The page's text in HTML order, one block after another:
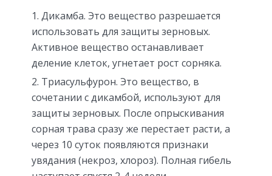
Дикамба. Это вещество разрешается
использовать для защиты зерновых.
Активное вещество останавливает
деление клеток, угнетает рост сорняка.
Триасульфурон. Это вещество, в
сочетании с дикамбой, используют для
защиты зерновых. После опрыскивания
сорная трава сразу же перестает расти, а
через 10 суток появляются признаки
увядания (некроз, хлороз). Полная гибель